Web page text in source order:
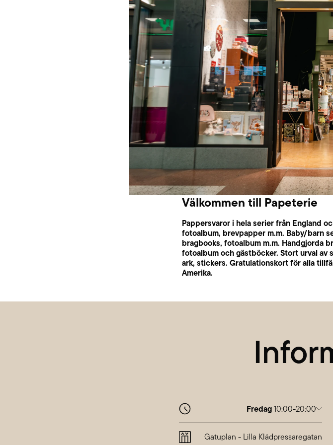
Välkommen till Papeterie
Pappersvaror i hela serier från England
fotoalbum, brevpapper m.m. Baby/barn
bragbooks, fotoalbum m.m. Handgjorda
fotoalbum och gästböcker. Stort urval av
ark, stickers. Gratulationskort för alla
Amerika.
Fredag10:00-20:00
Måndag
10:00-20:00
Tisdag
10:00-20:00
Gatuplan - Lilla Klädpressaregatan